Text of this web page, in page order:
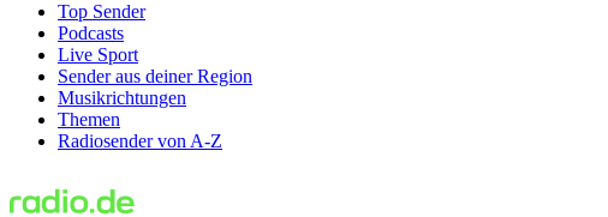
Top Sender
Podcasts
Live Sport
Sender aus deiner Region
Musikrichtungen
Themen
Radiosender von A-Z